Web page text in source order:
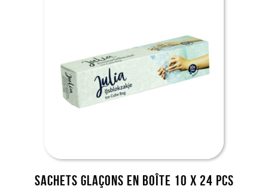
Sachets glaçons en boîte 10 x 24 pcs